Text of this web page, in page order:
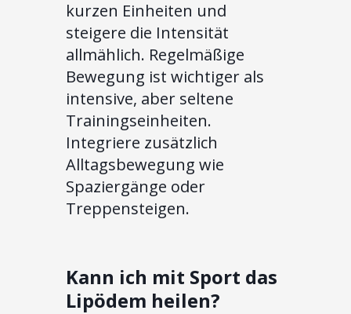
kurzen Einheiten und
steigere die Intensität
allmählich. Regelmäßige
Bewegung ist wichtiger als
intensive, aber seltene
Trainingseinheiten.
Integriere zusätzlich
Alltagsbewegung wie
Spaziergänge oder
Treppensteigen.
Kann ich mit Sport das
Lipödem heilen?